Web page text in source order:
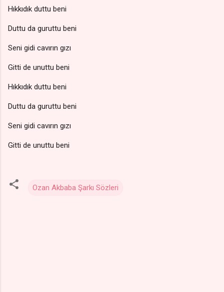
Hıkkıdık duttu beni
Duttu da guruttu beni
Seni gidi cavırın gızı
Gitti de unuttu beni
Hıkkıdık duttu beni
Duttu da guruttu beni
Seni gidi cavırın gızı
Gitti de unuttu beni
Ozan Akbaba Şarkı Sözleri